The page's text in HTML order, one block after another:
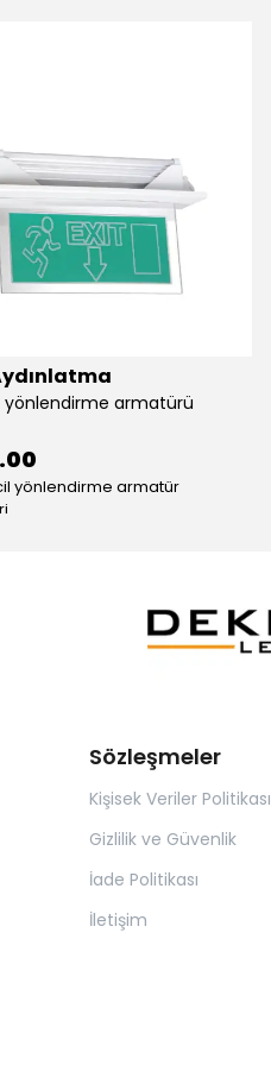
yönlendirme armatürü
yönlendirme armatür
Sözleşmeler
Kişisek Veriler Politikası
Gizlilik ve Güvenlik
İade Politikası
İletişim